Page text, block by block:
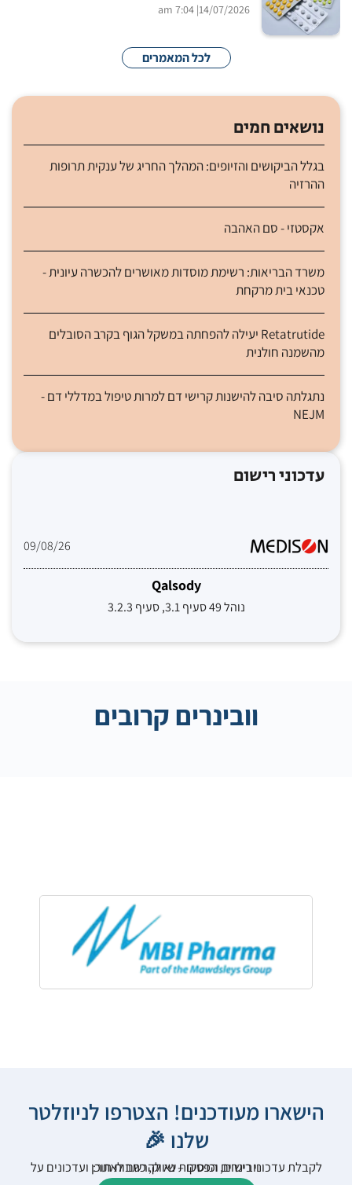
14/07/2026
| 7:04 am
לכל המאמרים
נושאים חמים
בגלל הביקושים והזיופים: המהלך החריג של ענקית תרופות
ההרזיה
אקסטזי - סם האהבה
משרד הבריאות: רשימת מוסדות מאושרים להכשרה עיונית -
טכנאי בית מרקחת
Retatrutide יעילה להפחתה במשקל הגוף בקרב הסובלים
מהשמנה חולנית
נתגלתה סיבה להישנות קרישי דם למרות טיפול במדללי דם -
NEJM
עדכוני רישום
09/08/26
Qalsody
נוהל 49 סעיף 3.1, סעיף 3.2.3
וובינרים קרובים
הישארו מעודכנים! הצטרפו לניוזלטר
שלנו 🎉
לקבלת עדכוני רישום, הפסקות שיווק, כתבות תוכן ועדכונים על וובינרים וכנסים – נא להרשם לאתר: